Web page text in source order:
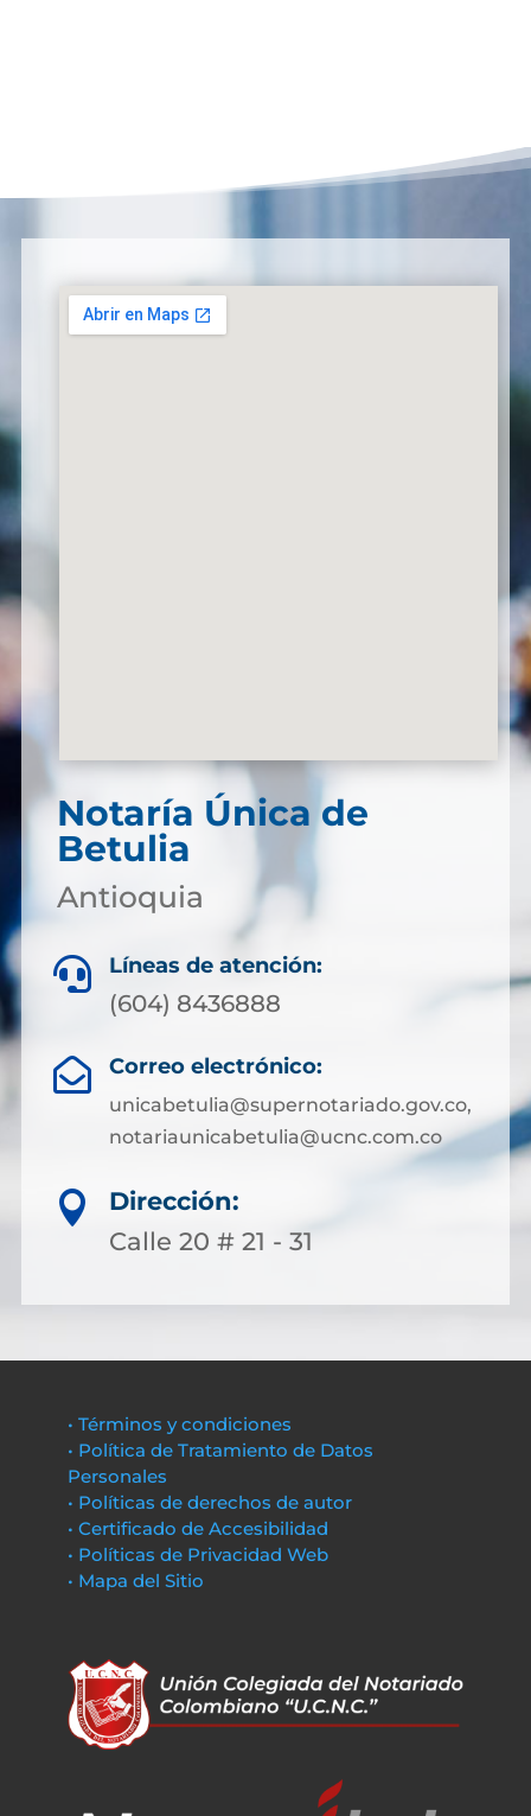
Notaría Única de
Betulia
Antioquia
 Líneas de atención:
(604) 8436888
 Correo electrónico:
unicabetulia@supernotariado.gov.co,
notariaunicabetulia@ucnc.com.co

Dirección:
Calle 20 # 21 - 31
• Términos y condiciones
• Política de Tratamiento de Datos
Personales
• Políticas de derechos de autor
• Certificado de Accesibilidad
• Políticas de Privacidad Web
• Mapa del Sitio